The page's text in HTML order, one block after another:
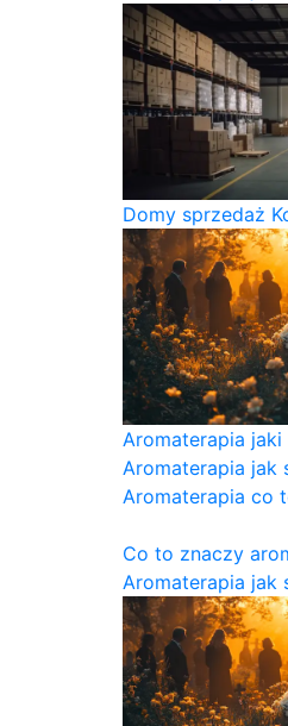
Domy sprzedaż
Aromaterapia jaki
Aromaterapia jak
Aromaterapia co
Co to znaczy
Aromaterapia jak